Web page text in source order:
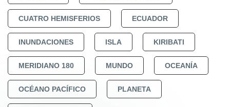
CUATRO HEMISFERIOS ECUADOR
INUNDACIONES ISLA KIRIBATI
MERIDIANO 180 MUNDO OCEANÍA
OCÉANO PACÍFICO PLANETA